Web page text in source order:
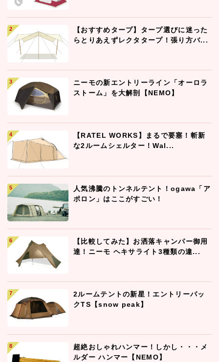
【おすすめタープ】タープ選びに迷った
らとりあえずレクタタープ！張り方バ...
ニーモの新エントリーライン「オーロラ
ストーム」を大解剖【NEMO】
【RATEL WORKS】まるで要塞！斬新
な2ルームシェルター！Wal...
人気沸騰のトンネルテント！ogawa「ア
ポロン」はここがすごい！
【比較してみた】お洒落キャンパー御用
達！ニーモ ヘキサライト3種類の違...
2ルームテントの新星！エントリーパッ
クTS【snow peak】
超絶おしゃれハンマー！しかし・・・メ
ルダー ハンマー【NEMO】